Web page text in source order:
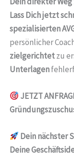
Lass Dich jetzt
spezialisierten
persönlicher
zielgerichtetzu
Unterlagen
JETZT
Dein nächster
Deine